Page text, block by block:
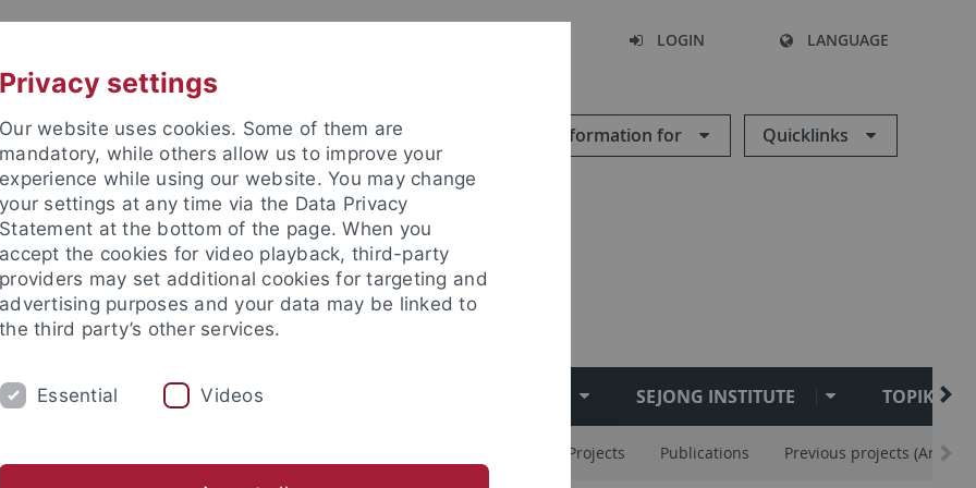
LOGIN LANGUAGE
Information for Quicklinks
FACULTY ACADEMICS SEJONG INSTITUTE TOPIK
PhD Projects Publications Previous projects (Archive)
Privacy settings
Our website uses cookies. Some of them are
mandatory, while others allow us to improve your
experience while using our website. You may change
your settings at any time via the Data Privacy
Statement at the bottom of the page. When you
accept the cookies for video playback, third-party
providers may set additional cookies for targeting and
advertising purposes and your data may be linked to
the third party’s other services.
Essential Videos